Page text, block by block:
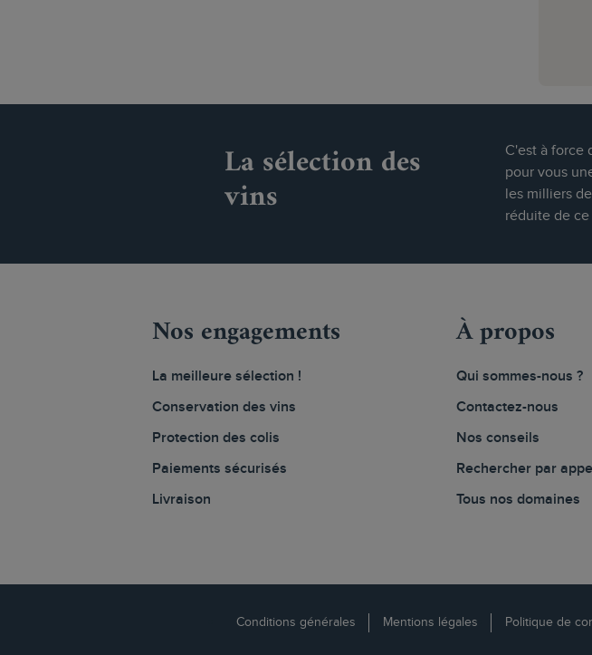
La sélection des
vins
C'est à force
pour vous
les milliers
réduite de
Nos engagements
La meilleure sélection !
Conservation des vins
Protection des colis
Paiements sécurisés
Livraison
À propos
Qui sommes-nous ?
Contactez-nous
Nos conseils
Rechercher par
Tous nos domaines
Conditions générales Mentions légales Politique de